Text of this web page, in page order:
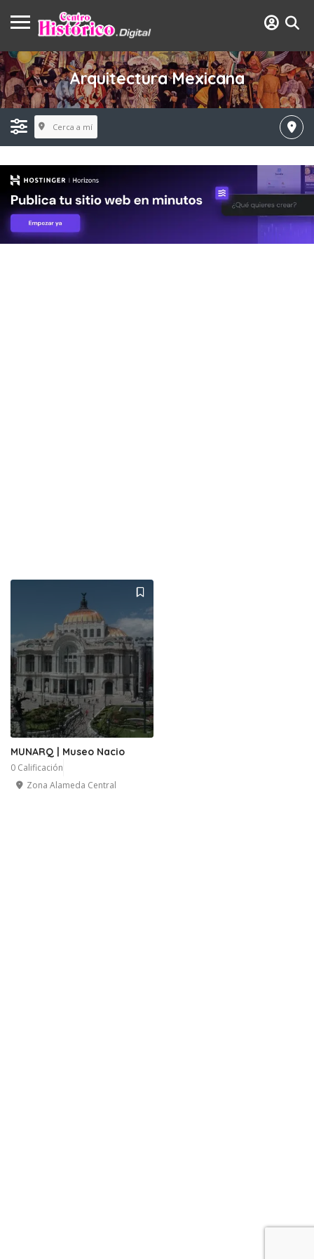
Arquitectura Mexicana
Cerca a mí
MUNARQ | Museo Nacio
0 Calificación
Zona Alameda Central